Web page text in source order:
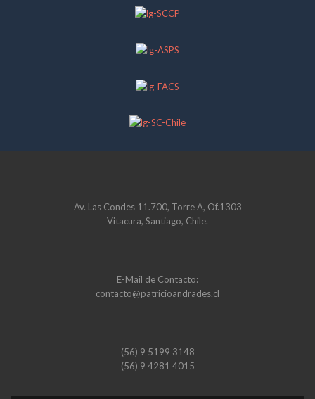
Av. Las Condes 11.700, Torre A, Of.1303
Vitacura, Santiago, Chile.
E-Mail de Contacto:
contacto@patricioandrades.cl
(56) 9 5199 3148
(56) 9 4281 4015